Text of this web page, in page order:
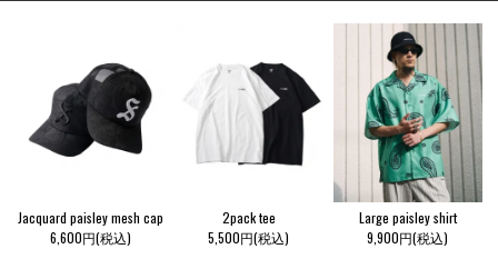
Jacquard paisley mesh cap
6,600円(税込)
2pack tee
5,500円(税込)
Large paisley shirt
9,900円(税込)